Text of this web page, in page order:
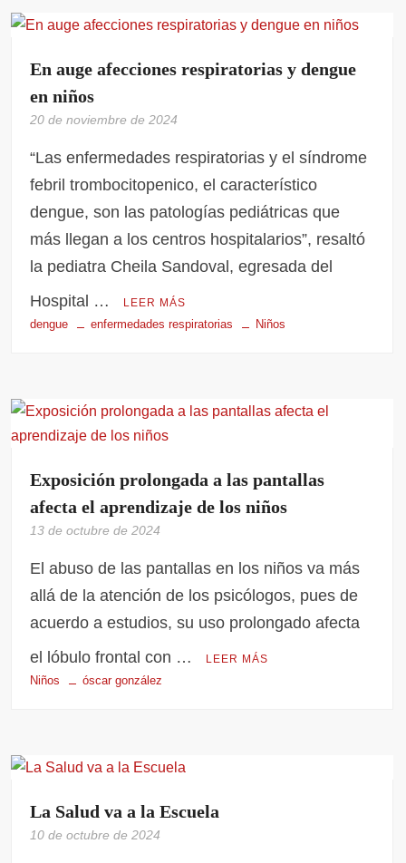
En auge afecciones respiratorias y dengue
en niños
20 de noviembre de 2024
“Las enfermedades respiratorias y el síndrome
febril trombocitopenico, el característico
dengue, son las patologías pediátricas que
más llegan a los centros hospitalarios”, resaltó
la pediatra Cheila Sandoval, egresada del
Hospital …
LEER MÁS
dengue enfermedades respiratorias Niños
Exposición prolongada a las pantallas
afecta el aprendizaje de los niños
13 de octubre de 2024
El abuso de las pantallas en los niños va más
allá de la atención de los psicólogos, pues de
acuerdo a estudios, su uso prolongado afecta
el lóbulo frontal con …
LEER MÁS
Niños óscar gonzález
La Salud va a la Escuela
10 de octubre de 2024